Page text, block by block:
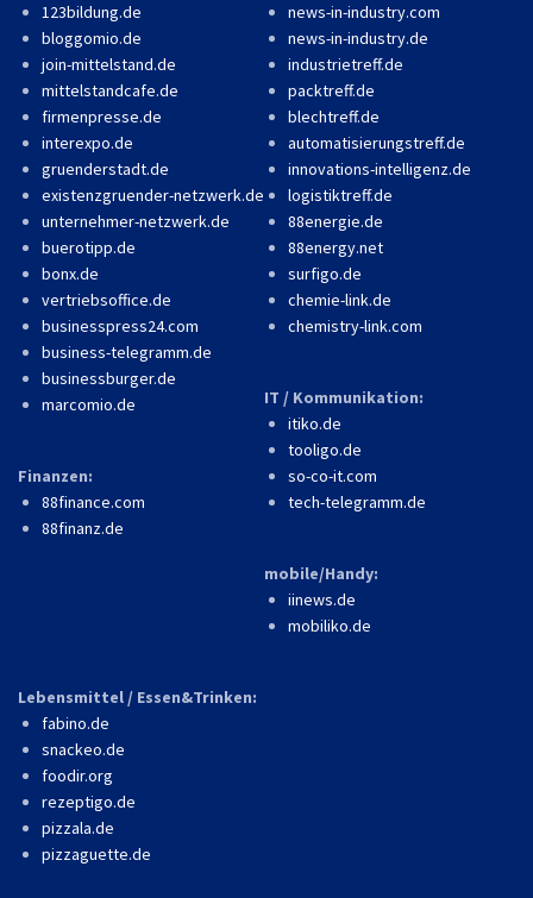
123bildung.de
bloggomio.de
join-mittelstand.de
mittelstandcafe.de
firmenpresse.de
interexpo.de
gruenderstadt.de
existenzgruender-netzwerk.de
unternehmer-netzwerk.de
buerotipp.de
bonx.de
vertriebsoffice.de
businesspress24.com
business-telegramm.de
businessburger.de
marcomio.de
Finanzen:
88finance.com
88finanz.de
news-in-industry.com
news-in-industry.de
industrietreff.de
packtreff.de
blechtreff.de
automatisierungstreff.de
innovations-intelligenz.de
logistiktreff.de
88energie.de
88energy.net
surfigo.de
chemie-link.de
chemistry-link.com
IT / Kommunikation:
itiko.de
tooligo.de
so-co-it.com
tech-telegramm.de
mobile/Handy:
iinews.de
mobiliko.de
Lebensmittel / Essen&Trinken:
fabino.de
snackeo.de
foodir.org
rezeptigo.de
pizzala.de
pizzaguette.de